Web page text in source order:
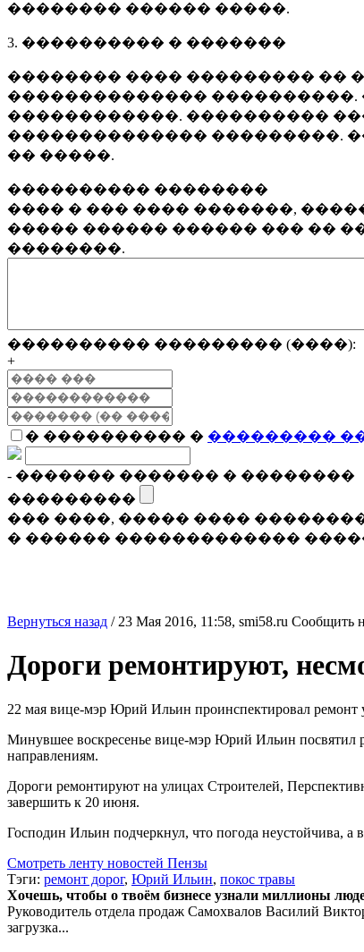
�������� ������ �����.
3. ���������� � �������
�������� ���� ��������� ��
��������������
������������. ����������
�������������� ���������.
�� �����.
���������� ��������
���� � ��� ���� �������,
����� ������ ������ ��� ��
��������.
���������� ��������� (����):
+
� ���������� � ���������
- ������� ������� � ��������
���������
��� ����, ����� ����
� ������ �������������
Вернуться назад / 23 Мая 2016, 11:58, smi58.ru Сообщить
Дороги ремонтируют,
22 мая вице-мэр Юрий Ильин проинспектировал ремонт
Минувшее воскресенье вице-мэр Юрий Ильин посвятил
направлениям.
Дороги ремонтируют на улицах Строителей,
завершить к 20 июня.
Господин Ильин подчеркнул, что погода неустойчива, а в
Смотреть ленту новостей Пензы
Тэги: ремонт дорог, Юрий Ильин, покос травы
Хочешь, чтобы о твоём бизнесе узнали миллионы
Руководитель отдела продаж Самохвалов Василий
загрузка...